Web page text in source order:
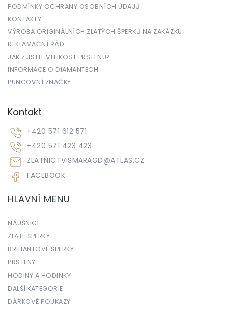
PODMÍNKY OCHRANY OSOBNÍCH ÚDAJŮ
KONTAKTY
VÝROBA ORIGINÁLNÍCH ZLATÝCH ŠPERKŮ NA ZAKÁZKU
REKLAMAČNÍ ŘÁD
JAK ZJISTIT VELIKOST PRSTENU?
INFORMACE O DIAMANTECH
PUNCOVNÍ ZNAČKY
Kontakt
ZLATNICTVISMARAGD@ATLAS.CZ
+420 571 612 571
+420 571 423 423
FACEBOOK
HLAVNÍ MENU
NÁUŠNICE
ZLATÉ ŠPERKY
BRILIANTOVÉ ŠPERKY
PRSTENY
HODINY A HODINKY
DALŠÍ KATEGORIE
DÁRKOVÉ POUKAZY